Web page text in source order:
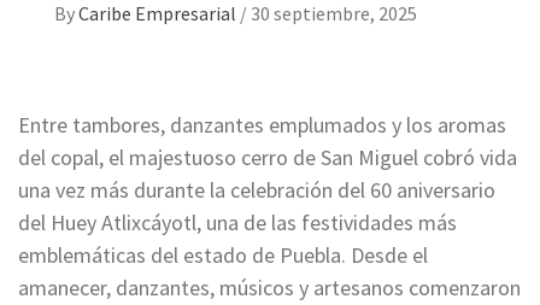
ByCaribe Empresarial / 30 septiembre, 2025
Entre tambores, danzantes emplumados y los aromas
del copal, el majestuoso cerro de San Miguel cobró vida
una vez más durante la celebración del 60 aniversario
del Huey Atlixcáyotl, una de las festividades más
emblemáticas del estado de Puebla. Desde el
amanecer, danzantes, músicos y artesanos comenzaron